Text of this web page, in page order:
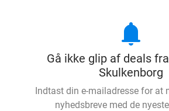
notifications
Gå ikke glip af deals
Skulkenborg
Indtast din e-mailadresse for at
nyhedsbreve med de